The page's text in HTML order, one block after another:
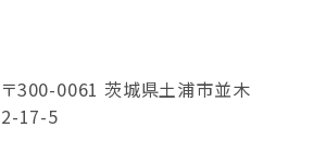
〒300-0061 茨城県土浦市並木
2-17-5